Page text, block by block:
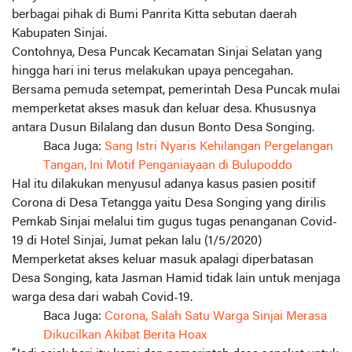
berbagai pihak di Bumi Panrita Kitta sebutan daerah
Kabupaten Sinjai.
Contohnya, Desa Puncak Kecamatan Sinjai Selatan yang
hingga hari ini terus melakukan upaya pencegahan.
Bersama pemuda setempat, pemerintah Desa Puncak mulai
memperketat akses masuk dan keluar desa. Khususnya
antara Dusun Bilalang dan dusun Bonto Desa Songing.
Baca Juga: Sang Istri Nyaris Kehilangan Pergelangan
Tangan, Ini Motif Penganiayaan di Bulupoddo
Hal itu dilakukan menyusul adanya kasus pasien positif
Corona di Desa Tetangga yaitu Desa Songing yang dirilis
Pemkab Sinjai melalui tim gugus tugas penanganan Covid-
19 di Hotel Sinjai, Jumat pekan lalu (1/5/2020)
Memperketat akses keluar masuk apalagi diperbatasan
Desa Songing, kata Jasman Hamid tidak lain untuk menjaga
warga desa dari wabah Covid-19.
Baca Juga: Corona, Salah Satu Warga Sinjai Merasa
Dikucilkan Akibat Berita Hoax